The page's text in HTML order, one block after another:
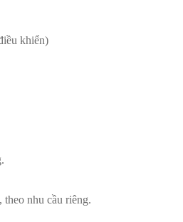
khiển)
nhu cầu riêng.